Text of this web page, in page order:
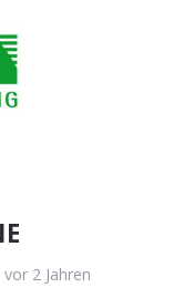
vor 2 Jahren